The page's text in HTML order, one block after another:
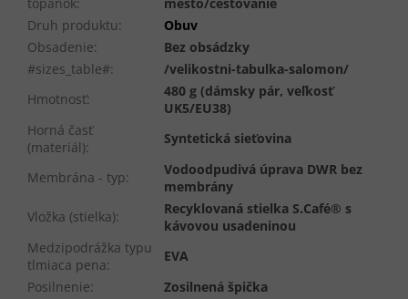
Druh produktu:
Obuv
Obsadenie:
Bez obsádzky
#sizes_table#:
/velikostni-tabulka-salomon/
Hmotnosť:
480 g (dámsky pár, veľkosť
UK5/EU38)
Horná časť
(materiál):
Syntetická sieťovina
Membrána - typ:
Vodoodpudivá úprava DWR bez
membrány
Vložka (stielka):
Recyklovaná stielka S.Café® s
kávovou usadeninou
Medzipodrážka typu
tlmiaca pena:
EVA
Posilnenie:
Zosilnená špička